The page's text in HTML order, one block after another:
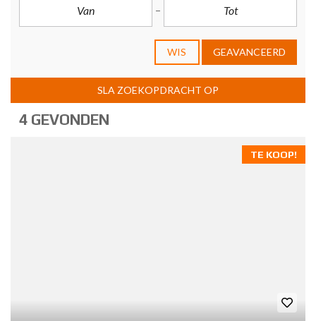
WIS GEAVANCEERD
SLA ZOEKOPDRACHT OP
4 GEVONDEN
TE KOOP!